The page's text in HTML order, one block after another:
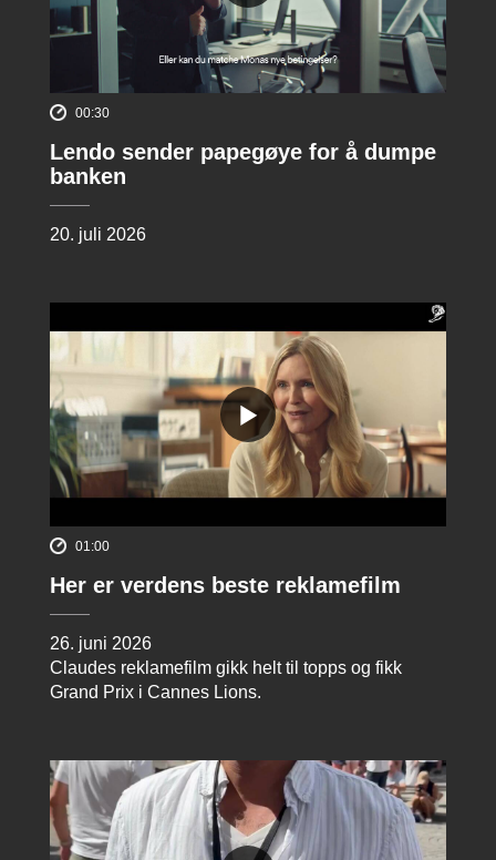
00:30
Lendo sender papegøye for å dumpe
banken
20. juli 2026
01:00
Her er verdens beste reklamefilm
26. juni 2026
Claudes reklamefilm gikk helt til topps og fikk
Grand Prix i Cannes Lions.